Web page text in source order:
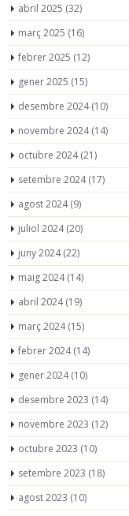
abril 2025 (32)
març 2025 (16)
febrer 2025 (12)
gener 2025 (15)
desembre 2024(10)
novembre 2024(14)
octubre 2024(21)
setembre 2024(17)
agost 2024(9)
juliol 2024(20)
juny 2024(22)
maig 2024(14)
abril 2024(19)
març 2024(15)
febrer 2024(14)
gener 2024(10)
desembre 2023 (14)
novembre 2023 (12)
octubre 2023 (10)
setembre 2023 (18)
agost 2023 (10)